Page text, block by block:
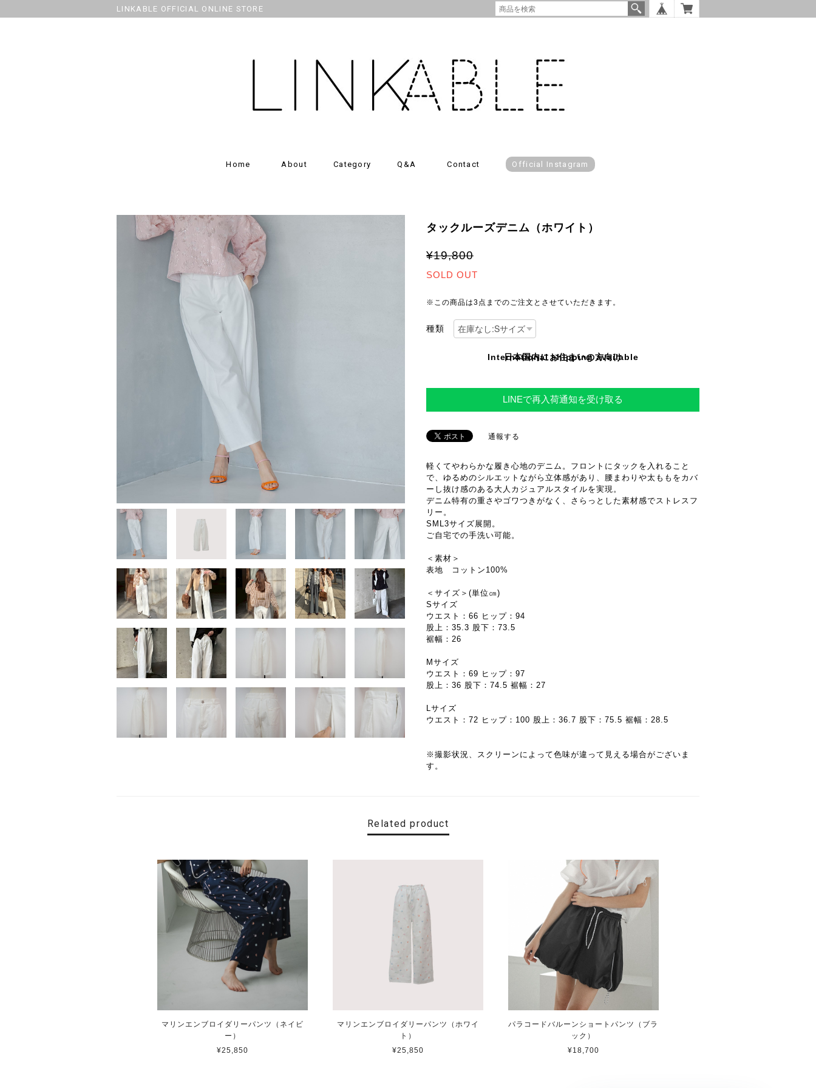
LINKABLE OFFICIAL ONLINE STORE
Home About Category Q&A Contact Official Instagram
タックルーズデニム（ホワイト）
¥19,800
SOLD OUT
※この商品は3点までのご注文とさせていただきます。
種類
International shipping available
日本国内にお住まいの方向け
LINEで再入荷通知を受け取る
通報する
軽くてやわらかな履き心地のデニム。フロントにタックを入れること
で、ゆるめのシルエットながら立体感があり、腰まわりや太ももをカバ
ーし抜け感のある大人カジュアルスタイルを実現。
デニム特有の重さやゴワつきがなく、さらっとした素材感でストレスフ
リー。
SML3サイズ展開。
ご自宅での手洗い可能。
＜素材＞
表地 コットン100%
＜サイズ＞(単位㎝)
Sサイズ
ウエスト：66 ヒップ：94
股上：35.3 股下：73.5
裾幅：26
Mサイズ
ウエスト：69 ヒップ：97
股上：36 股下：74.5 裾幅：27
Lサイズ
ウエスト：72 ヒップ：100 股上：36.7 股下：75.5 裾幅：28.5
※撮影状況、スクリーンによって色味が違って見える場合がございま
す。
Related product
マリンエンブロイダリーパンツ（ネイビ
ー）
¥25,850
マリンエンブロイダリーパンツ（ホワイ
ト）
¥25,850
パラコードバルーンショートパンツ（ブラ
ック）
¥18,700